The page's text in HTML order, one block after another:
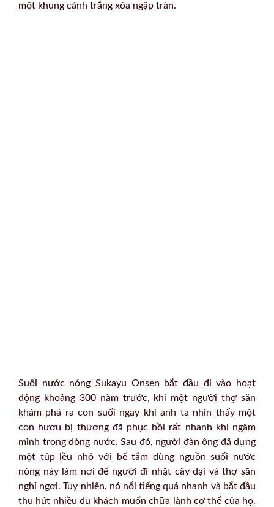
một khung cảnh trắng xóa ngập tràn.
Suối nước nóng Sukayu Onsen bắt đầu đi vào hoạt
động khoảng 300 năm trước, khi một người thợ săn
khám phá ra con suối ngay khi anh ta nhìn thấy một
con hươu bị thương đã phục hồi rất nhanh khi ngâm
mình trong dòng nước. Sau đó, người đàn ông đã dựng
một túp lều nhỏ với bể tắm dùng nguồn suối nước
nóng này làm nơi để người đi nhặt cây dại và thợ săn
nghỉ ngơi. Tuy nhiên, nó nổi tiếng quá nhanh và bắt đầu
thu hút nhiều du khách muốn chữa lành cơ thể của họ.